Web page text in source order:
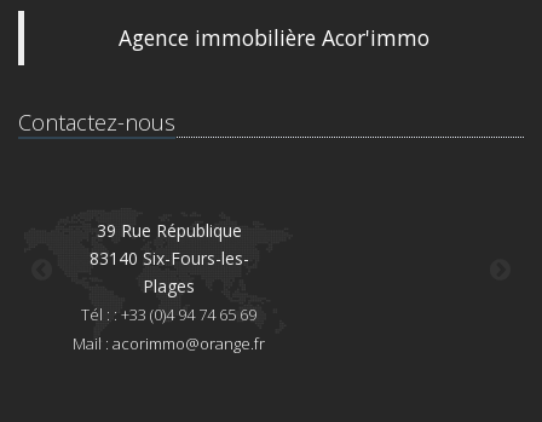
Agence immobilière Acor'immo
Contactez-nous
39 Rue République
83140 Six-Fours-les-
Plages
Tél : : +33 (0)4 94 74 65 69
Mail : acorimmo@orange.fr